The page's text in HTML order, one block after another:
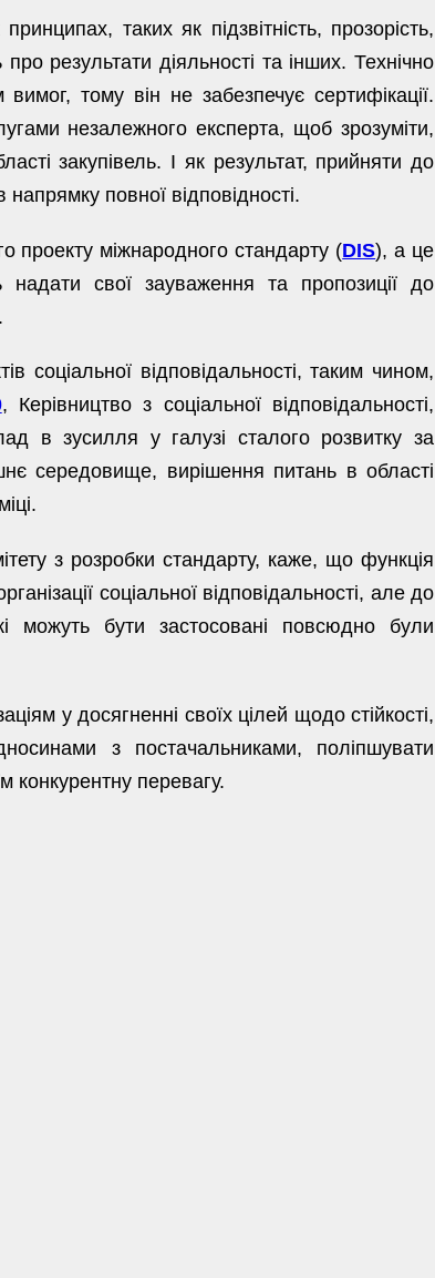
таких як підзвітність, прозорість,
про результати діяльності та інших. Технічно
тому він не забезпечує сертифікації.
незалежного експерта, щоб зрозуміти,
закупівель. І як результат, прийняти до
повної відповідності.
проекту міжнародного стандарту (DIS), а це
свої зауваження та пропозиції до
соціальної відповідальності, таким чином,
, Керівництво з соціальної відповідальності,
в зусилля у галузі сталого розвитку за
середовище, вирішення питань в області
з розробки стандарту, каже, що функція
соціальної відповідальності, але до
можуть бути застосовані повсюдно були
у досягненні своїх цілей щодо стійкості,
з постачальниками, поліпшувати
конкурентну перевагу.